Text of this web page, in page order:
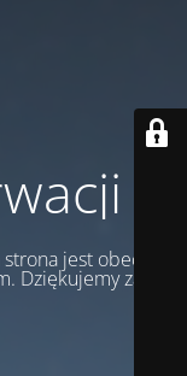
jest obecnie
Dziękujemy za